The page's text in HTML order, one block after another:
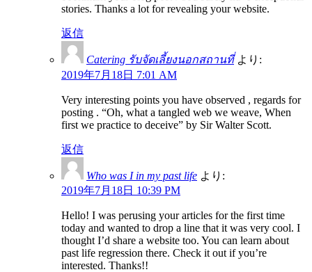
stories. Thanks a lot for revealing your website.
返信
Catering รับจัดเลี้ยงนอกสถานที่ より:
2019年7月18日 7:01 AM
Very interesting points you have observed , regards for
posting . “Oh, what a tangled web we weave, When
first we practice to deceive” by Sir Walter Scott.
返信
Who was I in my past life より:
2019年7月18日 10:39 PM
Hello! I was perusing your articles for the first time
today and wanted to drop a line that it was very cool. I
thought I’d share a website too. You can learn about
past life regression there. Check it out if you’re
interested. Thanks!!